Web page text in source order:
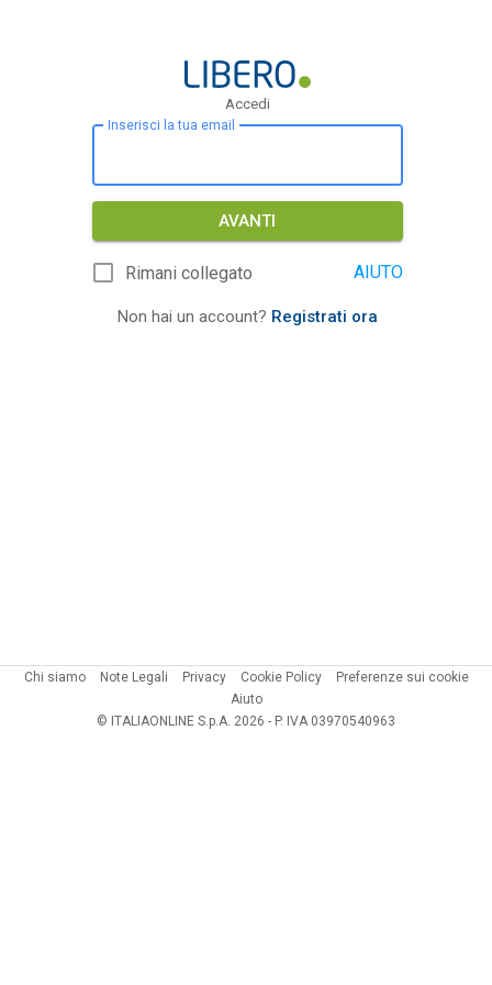
Accedi
Inserisci la tua email
AVANTI
Rimani collegato AIUTO
Non hai un account? Registrati ora
Chi siamo Note Legali Privacy Cookie Policy
Preferenze sui cookie
Aiuto
© ITALIAONLINE S.p.A. 2026 - P. IVA 03970540963